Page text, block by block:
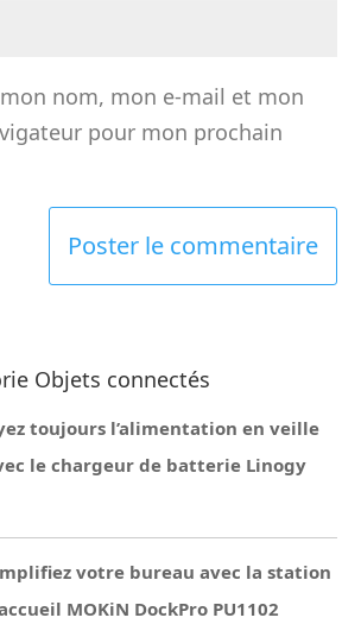
nom, mon e-mail et mon
pour mon prochain
Objets connectés
toujours l’alimentation en veille
le chargeur de batterie Linogy
votre bureau avec la station
MOKiN DockPro PU1102